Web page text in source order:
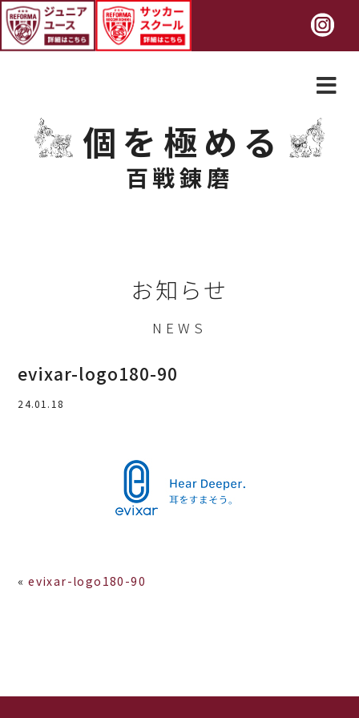
個を極める
百戦錬磨
お知らせ
NEWS
evixar-logo180-90
24.01.18
«evixar-logo180-90